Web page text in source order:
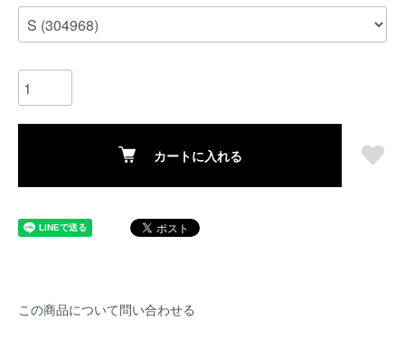
カートに入れる
この商品について問い合わせる